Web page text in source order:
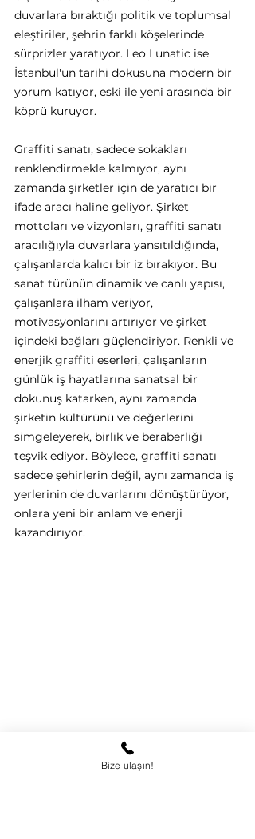
duvarlara bıraktığı politik ve toplumsal
eleştiriler, şehrin farklı köşelerinde
sürprizler yaratıyor. Leo Lunatic ise
İstanbul'un tarihi dokusuna modern bir
yorum katıyor, eski ile yeni arasında bir
köprü kuruyor.
Graffiti sanatı, sadece sokakları
renklendirmekle kalmıyor, aynı
zamanda şirketler için de yaratıcı bir
ifade aracı haline geliyor. Şirket
mottoları ve vizyonları, graffiti sanatı
aracılığıyla duvarlara yansıtıldığında,
çalışanlarda kalıcı bir iz bırakıyor. Bu
sanat türünün dinamik ve canlı yapısı,
çalışanlara ilham veriyor,
motivasyonlarını artırıyor ve şirket
içindeki bağları güçlendiriyor. Renkli ve
enerjik graffiti eserleri, çalışanların
günlük iş hayatlarına sanatsal bir
dokunuş katarken, aynı zamanda
şirketin kültürünü ve değerlerini
simgeleyerek, birlik ve beraberliği
teşvik ediyor. Böylece, graffiti sanatı
sadece şehirlerin değil, aynı zamanda iş
yerlerinin de duvarlarını dönüştürüyor,
onlara yeni bir anlam ve enerji
kazandırıyor.
Siz de hem şirketiniz için dev bir eser
bırakmak ve markanızı şirketinizin
Bize ulaşın!